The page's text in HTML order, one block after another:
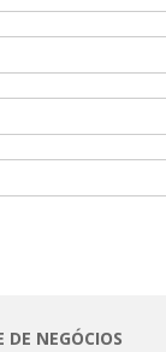
DE NEGÓCIOS